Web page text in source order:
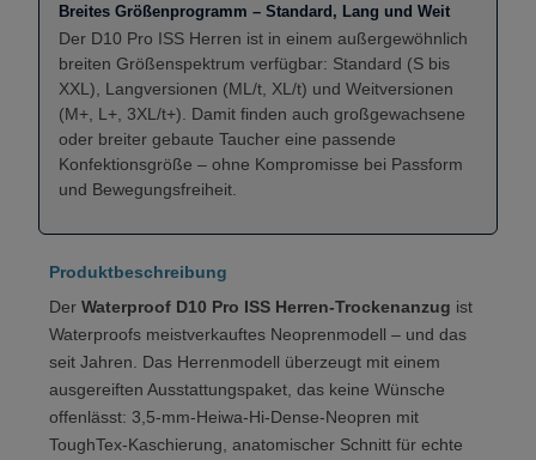
Breites Größenprogramm – Standard, Lang und Weit
Der D10 Pro ISS Herren ist in einem außergewöhnlich
breiten Größenspektrum verfügbar: Standard (S bis
XXL), Langversionen (ML/t, XL/t) und Weitversionen
(M+, L+, 3XL/t+). Damit finden auch großgewachsene
oder breiter gebaute Taucher eine passende
Konfektionsgröße – ohne Kompromisse bei Passform
und Bewegungsfreiheit.
Produktbeschreibung
Der Waterproof D10 Pro ISS Herren-Trockenanzug ist
Waterproofs meistverkauftes Neoprenmodell – und das
seit Jahren. Das Herrenmodell überzeugt mit einem
ausgereiften Ausstattungspaket, das keine Wünsche
offenlässt: 3,5-mm-Heiwa-Hi-Dense-Neopren mit
ToughTex-Kaschierung, anatomischer Schnitt für echte